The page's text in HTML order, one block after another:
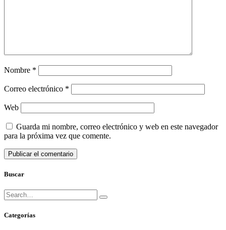
Nombre *
Correo electrónico *
Web
Guarda mi nombre, correo electrónico y web en este navegador
para la próxima vez que comente.
Buscar
Búsqueda
para:
Buscar
Categorías